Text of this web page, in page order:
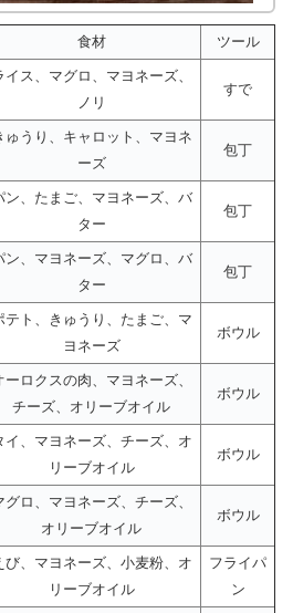
食材 ツール
イス、マグロ、マヨネーズ、
ノリ
すで
ゅうり、キャロット、マヨネ
ーズ
包丁
ン、たまご、マヨネーズ、バ
ター
包丁
ン、マヨネーズ、マグロ、バ
ター
包丁
テト、きゅうり、たまご、マ
ヨネーズ
ボウル
ーロクスの肉、マヨネーズ、
チーズ、オリーブオイル
ボウル
イ、マヨネーズ、チーズ、オ
リーブオイル
ボウル
グロ、マヨネーズ、チーズ、
オリーブオイル
ボウル
び、マヨネーズ、小麦粉、オ
リーブオイル
フライパ
ン